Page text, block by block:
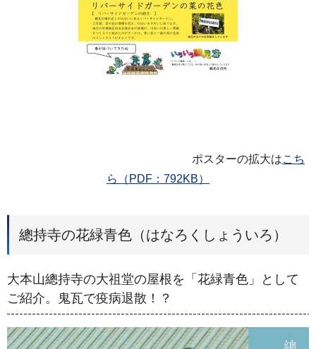
ポスターの拡大はこち
ら（PDF：792KB）
總持寺の花緑青色（はなろくしょういろ）
大本山總持寺の大祖堂の屋根を「花緑青色」として
ご紹介。鬼瓦で疫病退散！？